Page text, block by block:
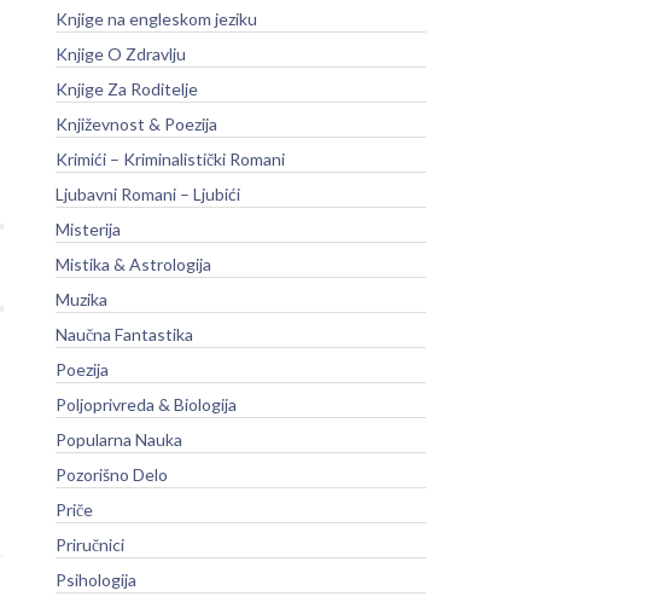
Knjige na engleskom jeziku
Knjige O Zdravlju
Knjige Za Roditelje
Književnost & Poezija
Krimići – Kriminalistički Romani
Ljubavni Romani – Ljubići
Misterija
Mistika & Astrologija
Muzika
Naučna Fantastika
Poezija
Poljoprivreda & Biologija
Popularna Nauka
Pozorišno Delo
Priče
Priručnici
Psihologija